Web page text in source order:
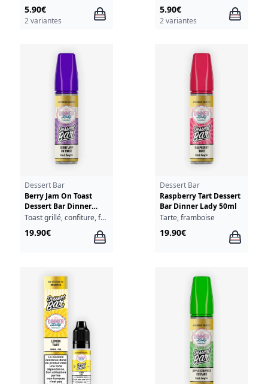
5.90€
2 variantes
5.90€
2 variantes
Dessert Bar
Berry Jam On Toast
Dessert Bar Dinner
Lady 50ml
Toast grillé, confiture, fruits rouges
19.90€
Dessert Bar
Raspberry Tart Dessert
Bar Dinner Lady 50ml
Tarte, framboise
19.90€